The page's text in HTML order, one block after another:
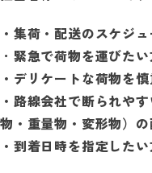
・集荷・配送のスケジ
・ 緊急で荷物を運びたい
・デリケートな荷物を
・路線会社で断られや
物・重量物・変形物）
・到着日時を指定した